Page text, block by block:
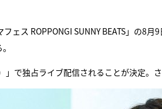
ェス ROPPONGI SUNNY BEATS」の8
で独占ライブ配信されることが決定。